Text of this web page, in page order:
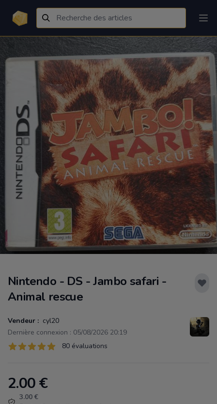
Nintendo - DS - Jambo safari -
Animal rescue
Vendeur : cyl20
Dernière connexion : 05/08/2026 20:19
Évaluations
80 sur 5 étoiles 80 évaluations
Product information
2.00€
3.00 €